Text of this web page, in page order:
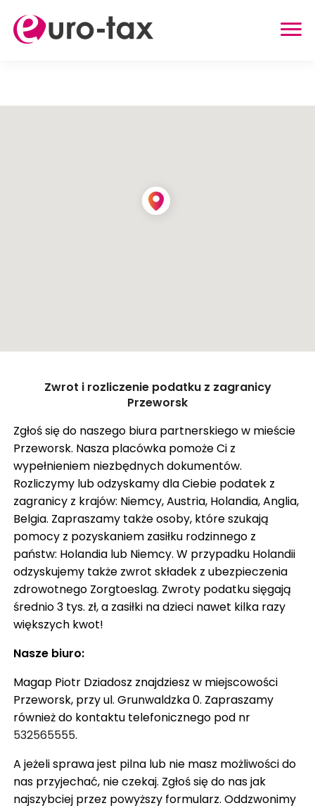
KROK PO KROKU
FAQ
SŁOWNIK
O NAS
KARIERA
DLA FIRM
BLOG
KONTAKT
Pokaż trasę
Zwrot i rozliczenie podatku z zagranicy
Przeworsk
Zgłoś się do naszego biura partnerskiego w mieście
Przeworsk. Nasza placówka pomoże Ci z
wypełnieniem niezbędnych dokumentów.
Rozliczymy lub odzyskamy dla Ciebie podatek z
zagranicy z krajów: Niemcy, Austria, Holandia, Anglia,
Belgia. Zapraszamy także osoby, które szukają
pomocy z pozyskaniem zasiłku rodzinnego z
państw: Holandia lub Niemcy. W przypadku Holandii
odzyskujemy także zwrot składek z ubezpieczenia
zdrowotnego Zorgtoeslag. Zwroty podatku sięgają
średnio 3 tys. zł, a zasiłki na dzieci nawet kilka razy
większych kwot!
Nasze biuro:
Magap Piotr Dziadosz znajdziesz w miejscowości
Przeworsk, przy ul. Grunwaldzka 0. Zapraszamy
również do kontaktu telefonicznego pod nr
532565555.
A jeżeli sprawa jest pilna lub nie masz możliwości do
nas przyjechać, nie czekaj. Zgłoś się do nas jak
najszybciej przez powyższy formularz. Oddzwonimy